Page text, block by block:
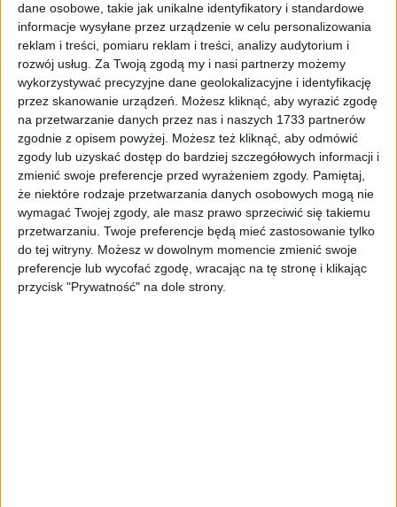
dane osobowe, takie jak unikalne identyfikatory i standardowe
informacje wysyłane przez urządzenie w celu personalizowania
reklam i treści, pomiaru reklam i treści, analizy audytorium i
rozwój usług. Za Twoją zgodą my i nasi partnerzy możemy
wykorzystywać precyzyjne dane geolokalizacyjne i identyfikację
przez skanowanie urządzeń. Możesz kliknąć, aby wyrazić zgodę
na przetwarzanie danych przez nas i naszych 1733 partnerów
zgodnie z opisem powyżej. Możesz też kliknąć, aby odmówić
zgody lub uzyskać dostęp do bardziej szczegółowych informacji i
zmienić swoje preferencje przed wyrażeniem zgody. Pamiętaj,
że niektóre rodzaje przetwarzania danych osobowych mogą nie
wymagać Twojej zgody, ale masz prawo sprzeciwić się takiemu
przetwarzaniu. Twoje preferencje będą mieć zastosowanie tylko
do tej witryny. Możesz w dowolnym momencie zmienić swoje
preferencje lub wycofać zgodę, wracając na tę stronę i klikając
przycisk "Prywatność" na dole strony.
Surron Zacisk nylonowy 1 (?9.5)
0,49zł
ZOBACZ WIĘCEJ
PROMOCJA!